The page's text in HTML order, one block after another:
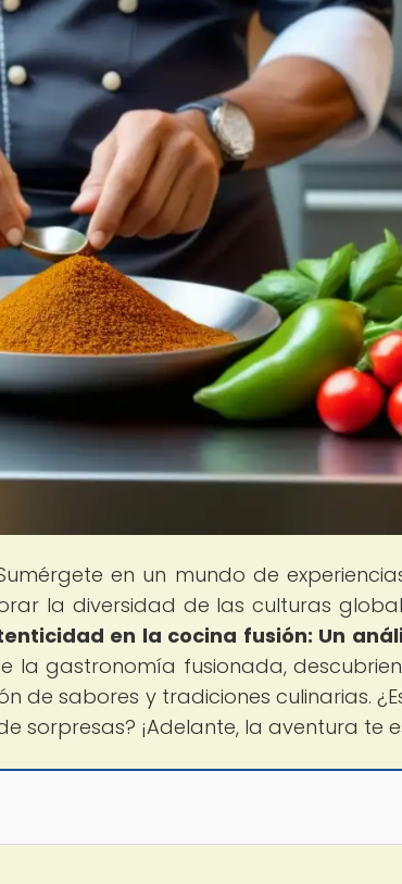
en un mundo de
la diversidad de las culturas
en la cocina fusión: Un
la gastronomía fusionada,
de sabores y tradiciones culinarias.
sorpresas? ¡Adelante, la aventura te